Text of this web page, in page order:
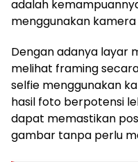
adalah
menggunakan
Dengan adanya layar
melihat framing
selfie menggunakan
hasil foto berpotensi
dapat memastikan
gambar tanpa perlu